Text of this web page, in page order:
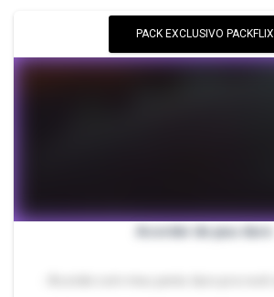
PACK EXCLUSIVO PACKFLIX
Acordei de pau duro